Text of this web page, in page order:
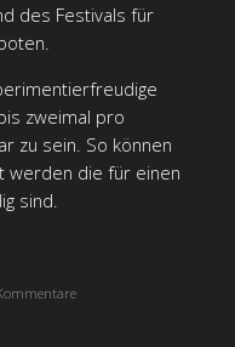
des Festivals für
zweimal pro
zu sein. So können
werden die für einen
sind.